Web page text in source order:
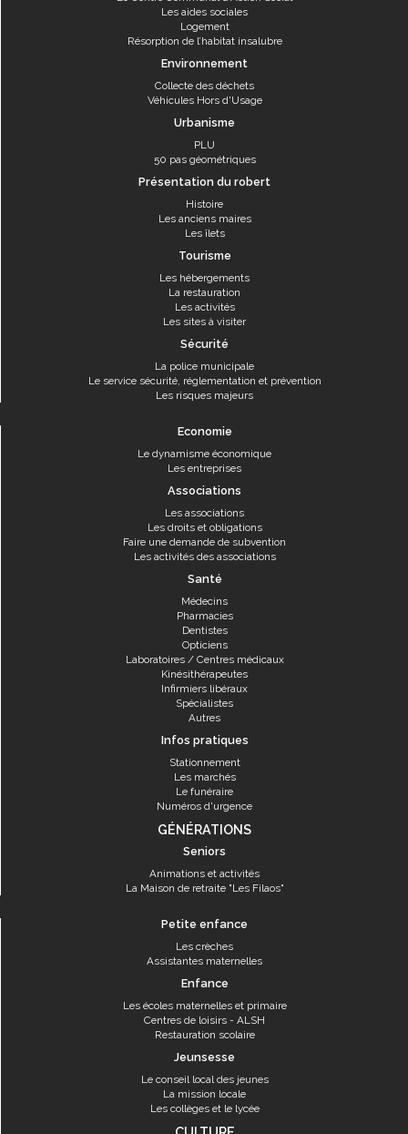
Les aides sociales
Logement
Résorption de l’habitat insalubre
Environnement
Collecte des déchets
Véhicules Hors d'Usage
Urbanisme
PLU
50 pas géométriques
Présentation du robert
Histoire
Les anciens maires
Les îlets
Tourisme
Les hébergements
La restauration
Les activités
Les sites à visiter
Sécurité
La police municipale
Le service sécurité, réglementation et prévention
Les risques majeurs
Economie
Le dynamisme économique
Les entreprises
Associations
Les associations
Les droits et obligations
Faire une demande de subvention
Les activités des associations
Santé
Médecins
Pharmacies
Dentistes
Opticiens
Laboratoires / Centres médicaux
Kinésithérapeutes
Infirmiers libéraux
Spécialistes
Autres
Infos pratiques
Stationnement
Les marchés
Le funéraire
Numéros d'urgence
GÉNÉRATIONS
Seniors
Animations et activités
La Maison de retraite "Les Filaos"
Petite enfance
Les crèches
Assistantes maternelles
Enfance
Les écoles maternelles et primaire
Centres de loisirs - ALSH
Restauration scolaire
Jeunsesse
Le conseil local des jeunes
La mission locale
Les collèges et le lycée